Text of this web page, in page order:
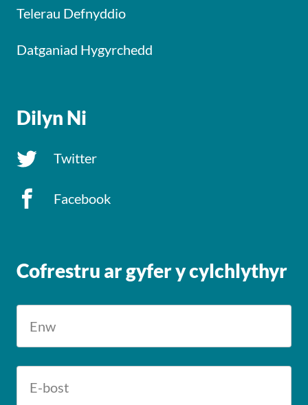
Telerau Defnyddio
Datganiad Hygyrchedd
Dilyn Ni
Twitter
Facebook
Cofrestru ar gyfer y cylchlythyr